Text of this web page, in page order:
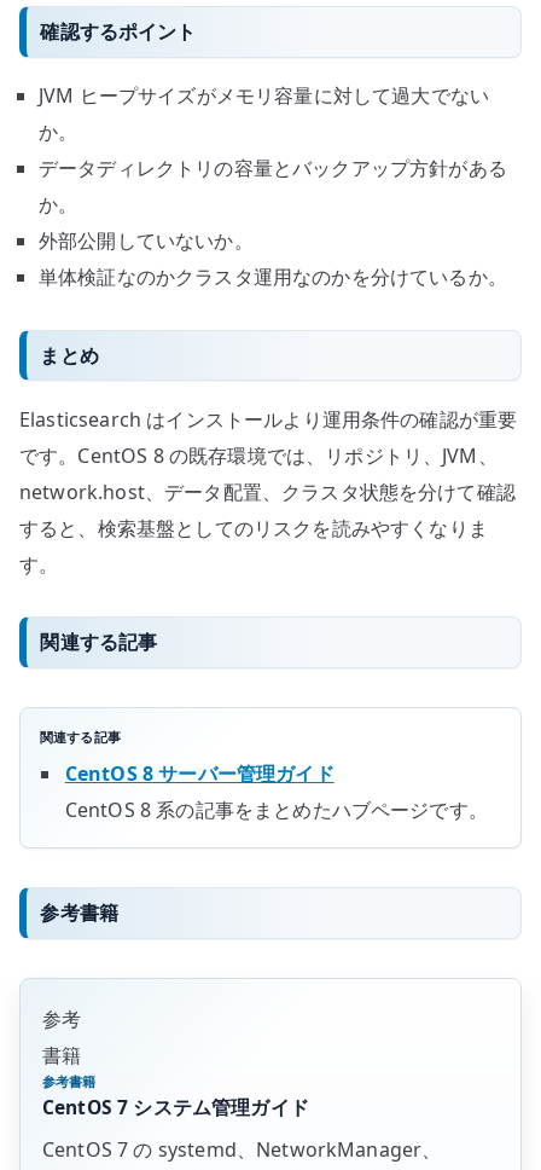
確認するポイント
JVM ヒープサイズがメモリ容量に対して過大でない
か。
データディレクトリの容量とバックアップ方針がある
か。
外部公開していないか。
単体検証なのかクラスタ運用なのかを分けているか。
まとめ
Elasticsearch はインストールより運用条件の確認が重要
です。CentOS 8 の既存環境では、リポジトリ、JVM、
network.host、データ配置、クラスタ状態を分けて確認
すると、検索基盤としてのリスクを読みやすくなりま
す。
関連する記事
関連する記事
CentOS 8 サーバー管理ガイド
CentOS 8 系の記事をまとめたハブページです。
参考書籍
参考
書籍
参考書籍
CentOS 7 システム管理ガイド
CentOS 7 の systemd、NetworkManager、